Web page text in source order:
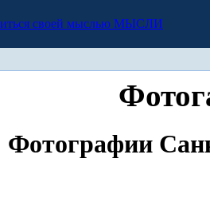
МЫСЛИ
Фотографии